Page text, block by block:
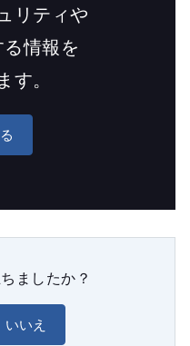
リティや
情報を
す。
ましたか？
いいえ